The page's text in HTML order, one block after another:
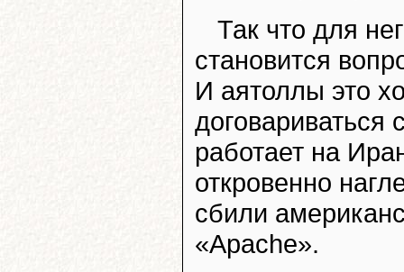
Так что для
становится
И аятоллы это
работает на
откровенно
сбили
«Apache».